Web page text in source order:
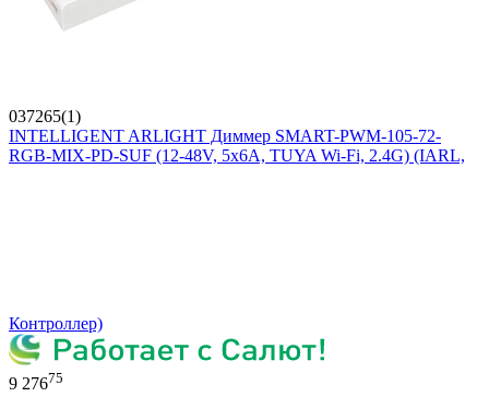
037265(1)
INTELLIGENT ARLIGHT Диммер SMART-PWM-105-72-
RGB-MIX-PD-SUF (12-48V, 5x6A, TUYA Wi-Fi, 2.4G) (IARL,
Контроллер)
9 27675